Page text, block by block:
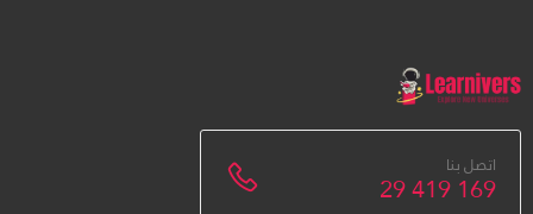
اتصل بنا
29 419 169